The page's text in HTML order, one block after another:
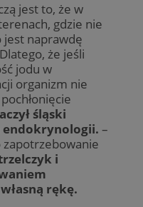
jest to, że w
gdzie nie
naprawdę
że jeśli
jodu w
organizm nie
śląski
endokrynologii. –
zapotrzebowanie
i
rękę.